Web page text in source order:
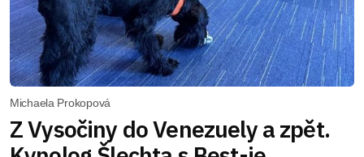
Michaela Prokopová
Z Vysočiny do Venezuely a zpět.